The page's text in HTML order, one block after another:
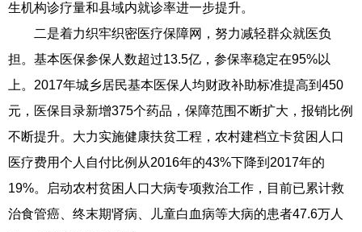
生机构诊疗量和县域内就诊率进一步提升。
二是着力织牢织密医疗保障网，努力减轻群众就医负
担。基本医保参保人数超过13.5亿，参保率稳定在95%以
上。2017年城乡居民基本医保人均财政补助标准提高到450
元，医保目录新增375个药品，保障范围不断扩大，报销比例
不断提升。大力实施健康扶贫工程，农村建档立卡贫困人口
医疗费用个人自付比例从2016年的43%下降到2017年的
19%。启动农村贫困人口大病专项救治工作，目前已累计救
治食管癌、终末期肾病、儿童白血病等大病的患者47.6万人